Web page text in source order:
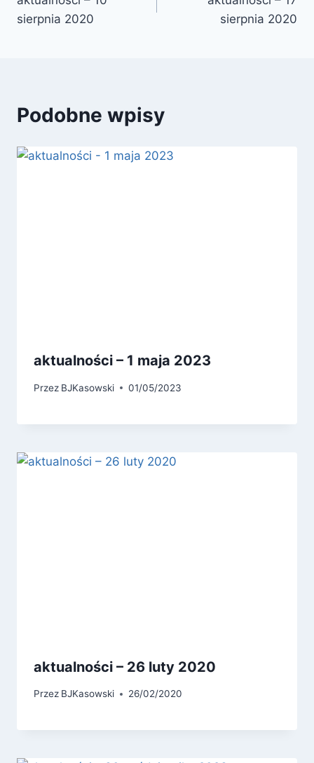
wpisu
sierpnia 2020
sierpnia 2020
Podobne wpisy
aktualności – 1 maja 2023
Przez BJKasowski 01/05/2023
aktualności – 26 luty 2020
Przez BJKasowski 26/02/2020